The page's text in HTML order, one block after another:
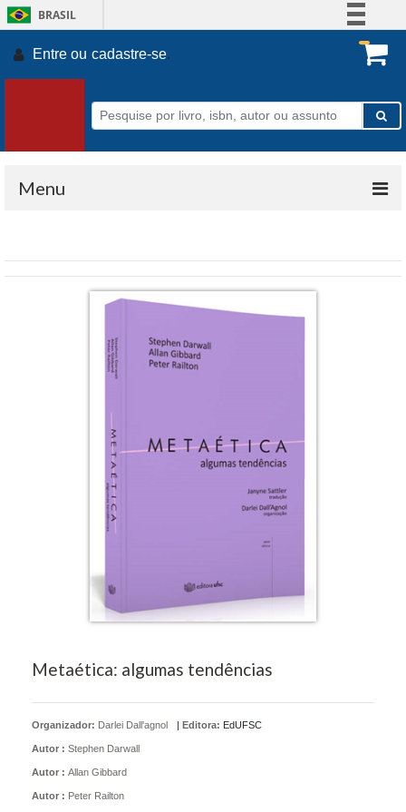
BRASIL
Participe
Acesso à informação
Legislação
Entre ou cadastre-se.
Menu
Metaética: algumas tendências
Organizador: Darlei Dall'agnol
Autor : Stephen Darwall
Autor : Allan Gibbard
Autor : Peter Railton
| Editora: EdUFSC